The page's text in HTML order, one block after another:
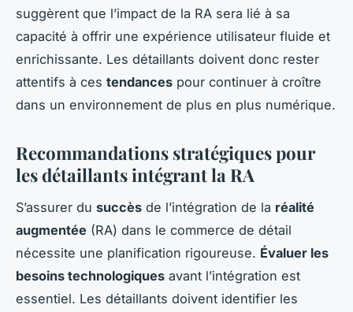
suggèrent que l’impact de la RA sera lié à sa
capacité à offrir une expérience utilisateur fluide et
enrichissante. Les détaillants doivent donc rester
attentifs à ces tendances pour continuer à croître
dans un environnement de plus en plus numérique.
Recommandations stratégiques pour
les détaillants intégrant la RA
S’assurer du succès de l’intégration de la réalité
augmentée (RA) dans le commerce de détail
nécessite une planification rigoureuse. Évaluer les
besoins technologiques avant l’intégration est
essentiel. Les détaillants doivent identifier les